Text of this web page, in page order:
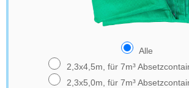
Alle
2,3x4,5m, für 7m³
2,3x5,0m, für 7m³